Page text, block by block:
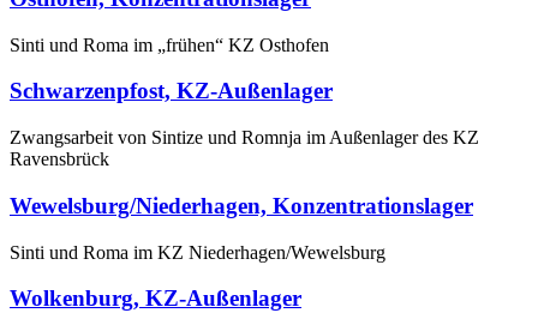
Sinti und Roma im „frühen“ KZ Osthofen
Schwarzenpfost, KZ-Außenlager
Zwangsarbeit von Sintize und Romnja im Außenlager des KZ
Ravensbrück
Wewelsburg/Niederhagen, Konzentrationslager
Sinti und Roma im KZ Niederhagen/Wewelsburg
Wolkenburg, KZ-Außenlager